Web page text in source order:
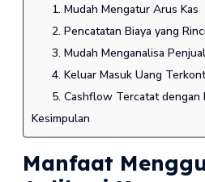
1. Mudah Mengatur Arus Kas
2. Pencatatan Biaya yang Rinci
3. Mudah Menganalisa
4. Keluar Masuk Uang
5. Cashflow Tercatat dengan
Kesimpulan
Manfaat